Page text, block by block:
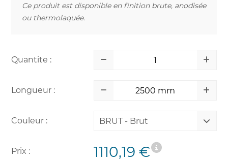
Ce produit est disponible en finition brute, anodisée
ou thermolaquée.
Quantite :
Longueur :
Couleur : BRUT - Brut
Prix : 1110,19 €